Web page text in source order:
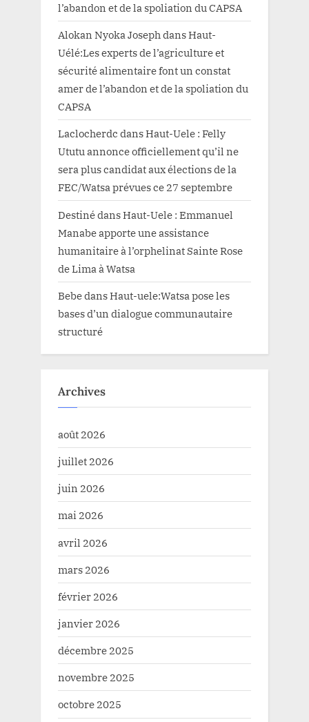
l’abandon et de la spoliation du CAPSA
Alokan Nyoka JosephdansHaut-
Uélé:Les experts de l’agriculture et
sécurité alimentaire font un constat
amer de l’abandon et de la spoliation du
CAPSA
Laclocherdc dansHaut-Uele : Felly
Ututu annonce officiellement qu’il ne
sera plus candidat aux élections de la
FEC/Watsa prévues ce 27 septembre
DestinédansHaut-Uele : Emmanuel
Manabe apporte une assistance
humanitaire à l’orphelinat Sainte Rose
de Lima à Watsa
BebedansHaut-uele:Watsa pose les
bases d’un dialogue communautaire
structuré
Archives
août 2026
juillet 2026
juin 2026
mai 2026
avril 2026
mars 2026
février 2026
janvier 2026
décembre 2025
novembre 2025
octobre 2025